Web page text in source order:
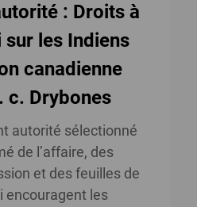
: Droits à
sur les Indiens
canadienne
c. Drybones
autorité sélectionné
de l’affaire, des
et des feuilles de
encouragent les